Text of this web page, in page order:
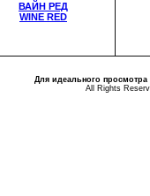
ВАЙН РЕД
WINE RED
Для идеального
All Rights